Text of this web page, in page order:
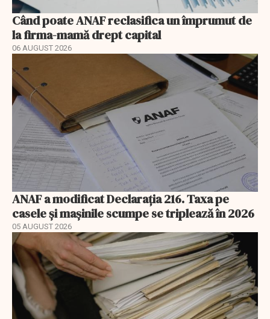
Când poate ANAF reclasifica un împrumut de
la firma-mamă drept capital
06 AUGUST 2026
ANAF a modificat Declarația 216. Taxa pe
casele și mașinile scumpe se triplează în 2026
05 AUGUST 2026